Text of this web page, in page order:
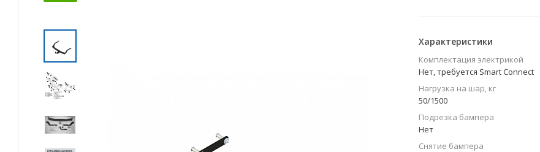
Характеристики
Комплектация электрикой
Нет, требуется Smart Connect
Нагрузка на шар, кг
50/1500
Подрезка бампера
Нет
Снятие бампера